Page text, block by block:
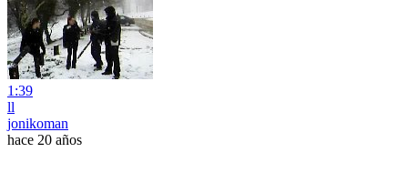
1:39
ll
jonikoman
hace 20 años